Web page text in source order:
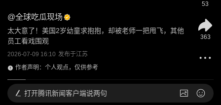
@全球吃瓜现场
太大意了！美国2岁幼童求抱抱，却被老师一把甩飞，其他
员工看戏围观
2026-07-09 16:10 发布于江苏
作者声明：个人观点，仅供参考
53
363
打开腾讯新闻客户端说两句